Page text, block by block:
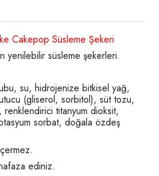
Cakepop Süsleme Şekeri
yenilebilir süsleme şekerleri.
su, hidrojenize bitkisel yağ,
(gliserol, sorbitol), süt tozu,
renklendirici titanyum dioksit,
sorbat, doğala özdeş
ediniz.